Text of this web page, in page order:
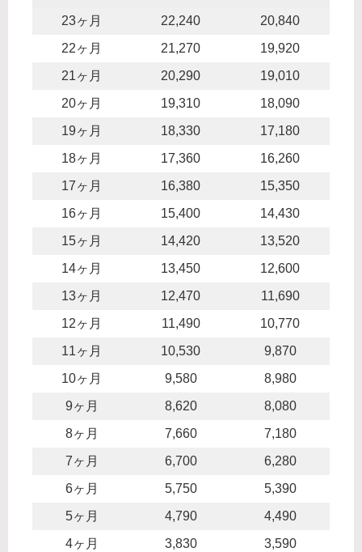
23ヶ月
22,240
20,840
22ヶ月
21,270
19,920
21ヶ月
20,290
19,010
20ヶ月
19,310
18,090
19ヶ月
18,330
17,180
18ヶ月
17,360
16,260
17ヶ月
16,380
15,350
16ヶ月
15,400
14,430
15ヶ月
14,420
13,520
14ヶ月
13,450
12,600
13ヶ月
12,470
11,690
12ヶ月
11,490
10,770
11ヶ月
10,530
9,870
10ヶ月
9,580
8,980
9ヶ月
8,620
8,080
8ヶ月
7,660
7,180
7ヶ月
6,700
6,280
6ヶ月
5,750
5,390
5ヶ月
4,790
4,490
4ヶ月
3,830
3,590